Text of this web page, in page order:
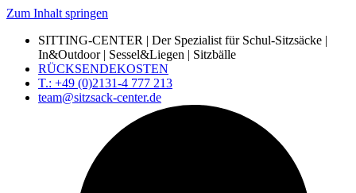
Zum Inhalt springen
SITTING-CENTER | Der Spezialist für Schul-Sitzsäcke |
In&Outdoor | Sessel&Liegen | Sitzbälle
RÜCKSENDEKOSTEN
T.: +49 (0)2131-4 777 213
team@sitzsack-center.de